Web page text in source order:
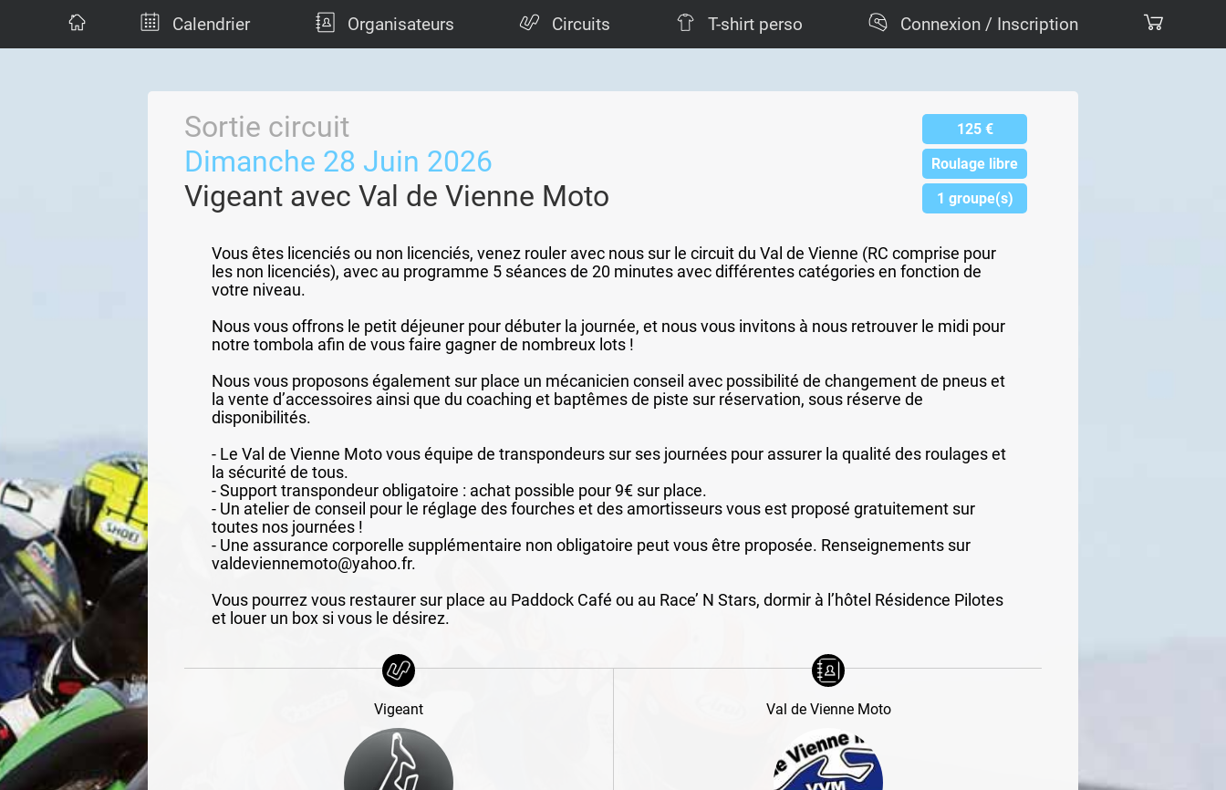
Calendrier Organisateurs Circuits T-shirt perso Connexion / Inscription
Sortie circuit
Dimanche 28 Juin 2026
Vigeant avec Val de Vienne Moto
Vous êtes licenciés ou non licenciés, venez rouler avec nous sur le circuit du Val de Vienne (RC comprise pour
les non licenciés), avec au programme 5 séances de 20 minutes avec différentes catégories en fonction de
votre niveau.
Nous vous offrons le petit déjeuner pour débuter la journée, et nous vous invitons à nous retrouver le midi pour
notre tombola afin de vous faire gagner de nombreux lots !
Nous vous proposons également sur place un mécanicien conseil avec possibilité de changement de pneus et
la vente d’accessoires ainsi que du coaching et baptêmes de piste sur réservation, sous réserve de
disponibilités.
- Le Val de Vienne Moto vous équipe de transpondeurs sur ses journées pour assurer la qualité des roulages et
la sécurité de tous.
- Support transpondeur obligatoire : achat possible pour 9€ sur place.
- Un atelier de conseil pour le réglage des fourches et des amortisseurs vous est proposé gratuitement sur
toutes nos journées !
- Une assurance corporelle supplémentaire non obligatoire peut vous être proposée. Renseignements sur
valdeviennemoto@yahoo.fr.
Vous pourrez vous restaurer sur place au Paddock Café ou au Race’ N Stars, dormir à l’hôtel Résidence Pilotes
et louer un box si vous le désirez.
125 €
Roulage libre
1 groupe(s)
Vigeant Val de Vienne Moto